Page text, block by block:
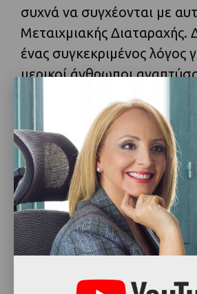
συχνά να συγχέονται με
Μεταιχμιακής Διαταραχής.
ένας συγκεκριμένος λόγος
μερικοί άνθρωποι
Μεταιχμιακή Διαταραχή(
ότι μπορεί να προκαλείται
συνδυασμό παραγόντων
παράδειγμα γενετικοί,
περιβαλλοντικοί κ.α